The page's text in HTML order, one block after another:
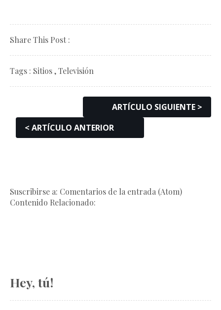
Share This Post :
Tags : Sitios,Televisión
ARTÍCULO SIGUIENTE >
< ARTÍCULO ANTERIOR
Suscribirse a: Comentarios de la entrada (Atom)
Contenido Relacionado:
Hey, tú!